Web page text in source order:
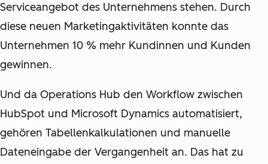
Serviceangebot des Unternehmens stehen. Durch
diese neuen Marketingaktivitäten konnte das
Unternehmen 10 % mehr Kundinnen und Kunden
gewinnen.
Und da Operations Hub den Workflow zwischen
HubSpot und Microsoft Dynamics automatisiert,
gehören Tabellenkalkulationen und manuelle
Dateneingabe der Vergangenheit an. Das hat zu